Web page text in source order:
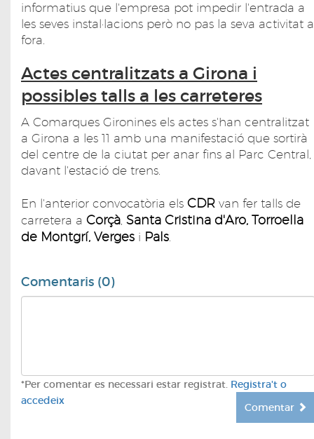
informatius que l'empresa pot impedir l'entrada a
les seves instal·lacions però no pas la seva activitat a
fora.
Actes centralitzats a Girona i
possibles talls a les carreteres
A Comarques Gironines els actes s'han centralitzat
a Girona a les 11 amb una manifestació que sortirà
del centre de la ciutat per anar fins al Parc Central,
davant l'estació de trens.
En l'anterior convocatòria els CDR van fer talls de
carretera a Corçà, Santa Cristina d'Aro, Torroella
de Montgrí, Verges i Pals.
Comentaris (0)
*Per comentar es necessari estar registrat. Registra't o
accedeix
Comentar